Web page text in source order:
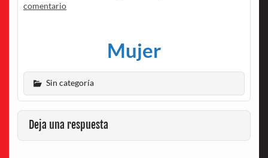
comentario
Mujer
Sin categoría
Deja una respuesta